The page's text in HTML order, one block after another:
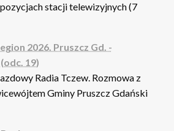
stacji telewizyjnych (7
2026. Pruszcz Gd. -
19)
Radia Tczew. Rozmowa z
Gminy Pruszcz Gdański